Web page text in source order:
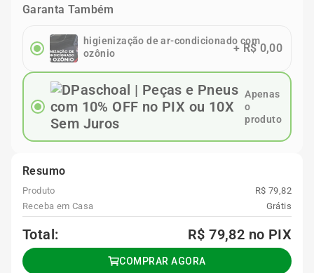
Garanta Também
higienização de ar-condicionado com
ozônio
+R$ 0,00
Apenas
o
produto
Resumo
Produto
R$ 79,82
Receba em Casa
Grátis
Total: R$ 79,82 no PIX
COMPRAR AGORA